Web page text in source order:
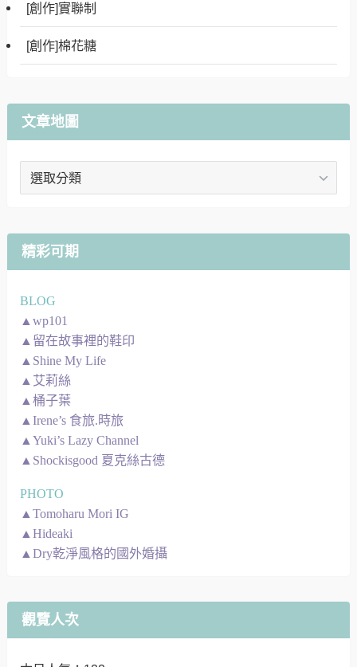
[創作]實聯制
[創作]棉花糖
文章地圖
文
精彩可期
BLOG
▲wp101
▲留在故事裡的鞋印
▲Shine My Life
▲艾莉絲
▲桶子葉
▲Irene’s 食旅.時旅
▲Yuki’s Lazy Channel
▲Shockisgood 夏克絲古德
PHOTO
▲Tomoharu Mori IG
▲Hideaki
▲Dry乾淨風格的國外婚攝
觀覽人次